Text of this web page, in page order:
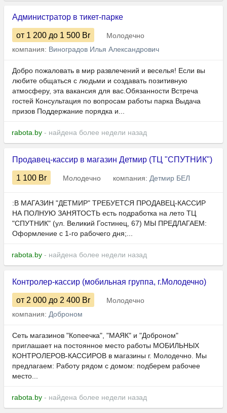
Администратор в тикет-парке
от 1 200 до 1 500 Br
Молодечно
компания: Виноградов Илья Александрович
Добро пожаловать в мир развлечений и веселья! Если вы
любите общаться с людьми и создавать позитивную
атмосферу, эта вакансия для вас.Обязанности Встреча
гостей Консультация по вопросам работы парка Выдача
призов Поддержание порядка и...
rabota.by - найдена более недели назад
Продавец-кассир в магазин Детмир (ТЦ "СПУТНИК")
1 100 Br Молодечно компания: Детмир БЕЛ
:В МАГАЗИН "ДЕТМИР" ТРЕБУЕТСЯ ПРОДАВЕЦ-КАССИР
НА ПОЛНУЮ ЗАНЯТОСТЬ есть подработка на лето ТЦ
"СПУТНИК" (ул. Великий Гостинец, 67) МЫ ПРЕДЛАГАЕМ:
Оформление с 1-го рабочего дня;...
rabota.by - найдена более недели назад
Контролер-кассир (мобильная группа, г.Молодечно)
от 2 000 до 2 400 Br
Молодечно
компания: Доброном
Сеть магазинов "Копеечка", "МАЯК" и "Доброном"
приглашает на постоянное место работы МОБИЛЬНЫХ
КОНТРОЛЕРОВ-КАССИРОВ в магазины г. Молодечно. Мы
предлагаем: Работу рядом с домом: подберем рабочее
место...
rabota.by - найдена более недели назад